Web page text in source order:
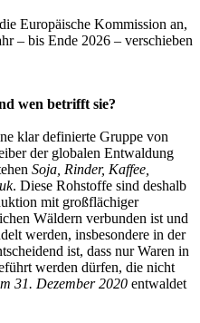
Europäische Kommission an,
– bis Ende 2026 – verschieben
wen betrifft sie?
klar definierte Gruppe von
der globalen Entwaldung
Soja, Rinder, Kaffee,
. Diese Rohstoffe sind deshalb
mit großflächiger
Wäldern verbunden ist und
werden, insbesondere in der
ist, dass nur Waren in
werden dürfen, die nicht
31. Dezember 2020 entwaldet